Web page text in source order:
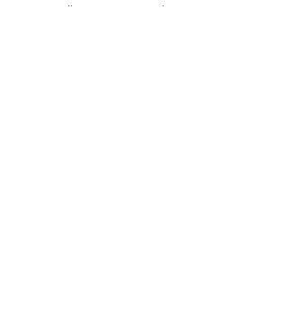
Orgulhosamente criado com Wix.com